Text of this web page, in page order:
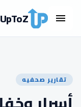
UpToZ
تقارير صحفيه